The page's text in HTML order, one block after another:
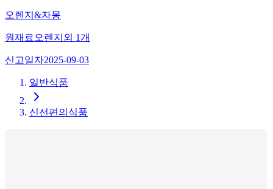
오렌지&자몽
원재료 오렌지 외 1개
신고일자2025-09-03
일반식품
신선편의식품